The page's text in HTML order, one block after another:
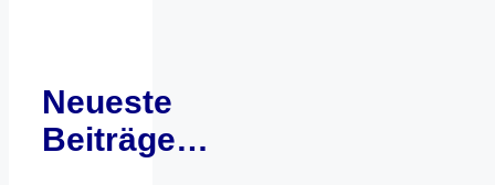
Neueste
Beiträge…